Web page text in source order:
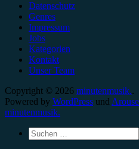
Datenschutz
Genres
Impressum
Jobs
Kategorien
Kontakt
Unser Team
Copyright © 2026 minutenmusik..
Powered by WordPress und Arouse
minutenmusik.
Suchen
nach: